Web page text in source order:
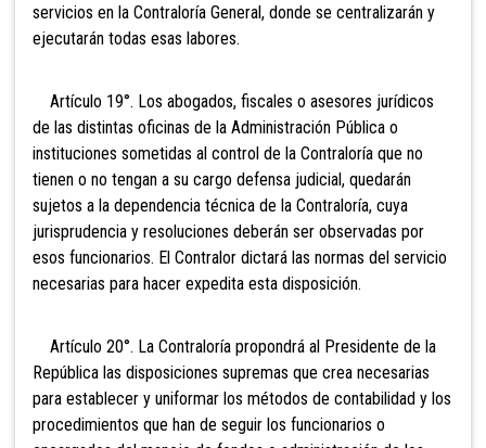
servicios en la Contraloría General, donde se centralizarán y
ejecutarán todas esas labores.
Artículo 19°. Los abogados, fiscales o asesores jurídicos
de las distintas oficinas de la Administración Pública o
instituciones sometidas al control de la Contraloría que no
tienen o no tengan a su cargo defensa judicial, quedarán
sujetos a la dependencia técnica de la Contraloría, cuya
jurisprudencia y resoluciones deberán ser observadas por
esos funcionarios. El Contralor dictará las normas del servicio
necesarias para hacer expedita esta disposición.
Artículo 20°. La Contraloría propondrá al Presidente de la
República las disposiciones supremas que crea necesarias
para establecer y uniformar los métodos de contabilidad y los
procedimientos que han de seguir los funcionarios o